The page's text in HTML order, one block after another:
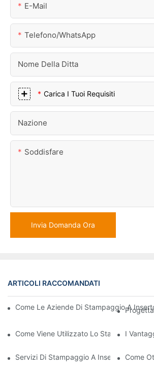
E-Mail
Telefono/WhatsApp
Nome Della Ditta
Carica I Tuoi Requisiti
Nazione
Soddisfare
Invia Domanda Ora
ARTICOLI RACCOMANDATI
Come Le Aziende Di Stampaggio A
Come Viene Utilizzato Lo Stampaggio Di
I
Servizi Di Stampaggio A Inserto: Perché
Come